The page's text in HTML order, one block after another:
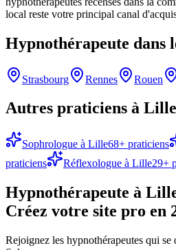
local reste votre principal canal
Hypnothérapeute dans
Strasbourg Rennes Rouen
Autres praticiens à Lille
Sophrologue à Lille68+ praticiens
praticiens
Réflexologue à Lille29+
Hypnothérapeute à
Créez votre site pro en
Rejoignez les hypnothérapeutes qui se